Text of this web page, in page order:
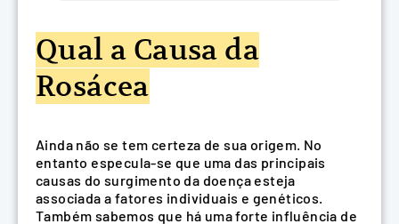
Qual a Causa da
Rosácea
Ainda não se tem certeza de sua origem. No
entanto especula-se que uma das principais
causas do surgimento da doença esteja
associada a fatores individuais e genéticos.
Também sabemos que há uma forte influência de